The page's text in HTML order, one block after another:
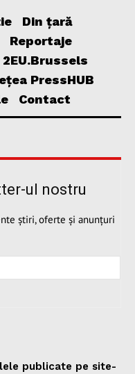
Din țară
Reportaje
2EU.Brussels
PressHUB
Contact
ul nostru
știri, oferte și anunțuri
publicate pe site-